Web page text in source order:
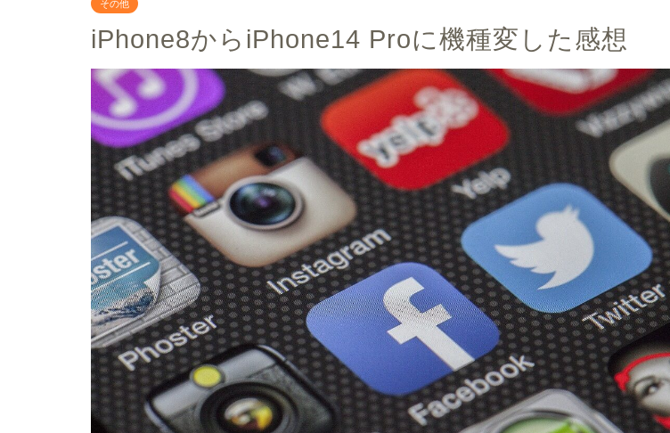
その他
iPhone8からiPhone14 Proに機種変した感想